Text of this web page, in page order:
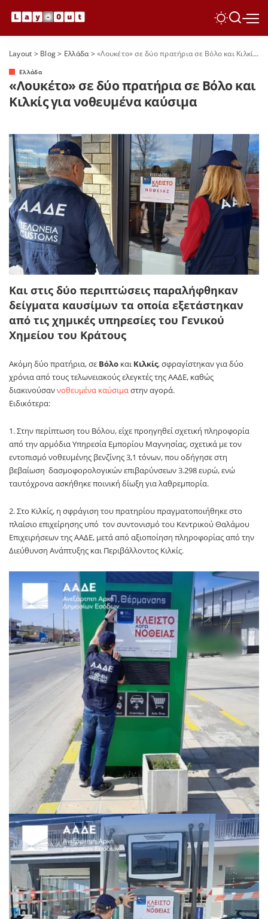
Layout > Blog> Ελλάδα>«Λουκέτο» σε δύο πρατήρια σε Βόλο και Κιλκίς για νοθευμένα καύσιμα
Ελλάδα
«Λουκέτο» σε δύο πρατήρια σε Βόλο και
Κιλκίς για νοθευμένα καύσιμα
Και στις δύο περιπτώσεις παραλήφθηκαν
δείγματα καυσίμων τα οποία εξετάστηκαν
από τις χημικές υπηρεσίες του Γενικού
Χημείου του Κράτους
Ακόμη δύο πρατήρια, σε Βόλο καιΚιλκίς, σφραγίστηκαν για δύο
χρόνια από τους τελωνειακούς ελεγκτές της ΑΑΔΕ, καθώς
διακινούσαννοθευμένα καύσιμαστην αγορά.
Ειδικότερα:
1. Στην περίπτωση του Βόλου, είχε προηγηθεί σχετική πληροφορία
από την αρμόδια Υπηρεσία Εμπορίου Μαγνησίας, σχετικά με τον
εντοπισμό νοθευμένης βενζίνης 3,1 τόνων, που οδήγησε στη
βεβαίωση δασμοφορολογικών επιβαρύνσεων 3.298 ευρώ, ενώ
ταυτόχρονα ασκήθηκε ποινική δίωξη για λαθρεμπορία.
2. Στο Κιλκίς, η σφράγιση του πρατηρίου πραγματοποιήθηκε στο
πλαίσιο επιχείρησης υπό τον συντονισμό του Κεντρικού Θαλάμου
Επιχειρήσεων της ΑΑΔΕ, μετά από αξιοποίηση πληροφορίας από την
Διεύθυνση Ανάπτυξης και Περιβάλλοντος Κιλκίς.